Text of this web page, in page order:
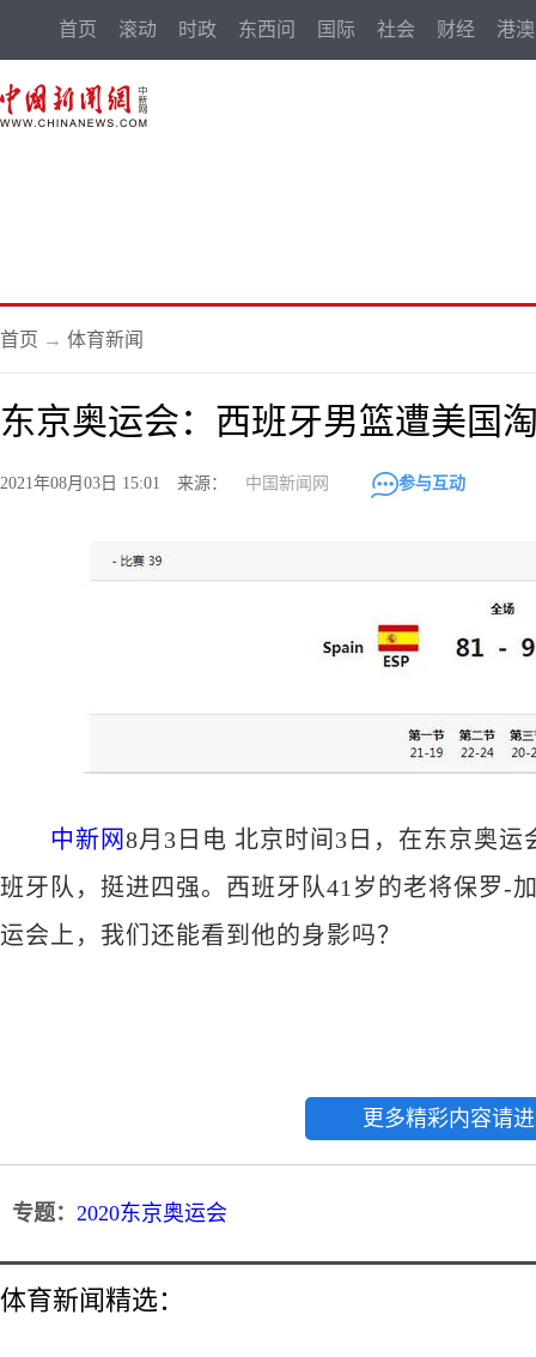
首页 滚动 时政 东西问 国际 社会 财经 港澳
首页 → 体育新闻
东京奥运会：西班牙男篮遭美国
2021年08月03日 15:01 来源： 中国新闻网 参与互动
中新网 8月3日电 北京时间3日，在东京奥
班牙队，挺进四强。西班牙队41岁的老将保罗-
运会上，我们还能看到他的身影吗？
更多精彩内容请
专题： 2020东京奥运会
体育新闻精选：